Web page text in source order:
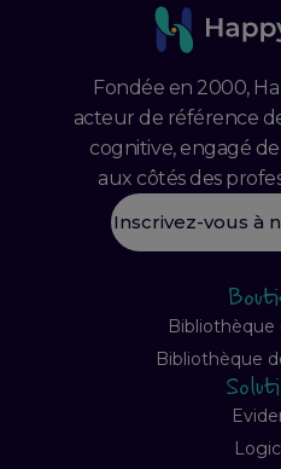
Fondée en 2000,
acteur de référence
cognitive, engagé
aux côtés des
Inscrivez-vous à
Bibliothèque
Bibliothèque